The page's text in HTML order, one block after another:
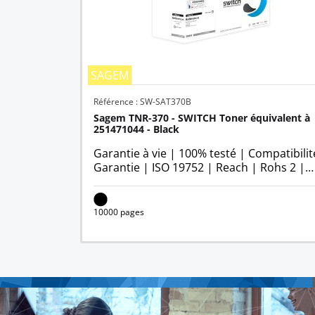
SAGEM
Référence : SW-SAT370B
Sagem TNR-370 - SWITCH Toner équivalent à
251471044 - Black
Garantie à vie | 100% testé |
Garantie | ISO 19752 | Reach | Rohs 2 |
10000 pages